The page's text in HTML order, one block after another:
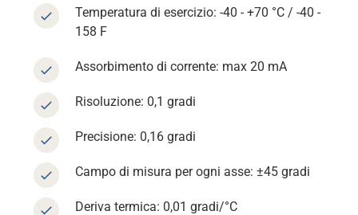
Supporto
Temperatura di esercizio: -40 - +70 °C / -40 -
158 F
Assorbimento di corrente: max 20 mA
Risoluzione: 0,1 gradi
Precisione: 0,16 gradi
Campo di misura per ogni asse: ±45 gradi
Deriva termica: 0,01 gradi/°C